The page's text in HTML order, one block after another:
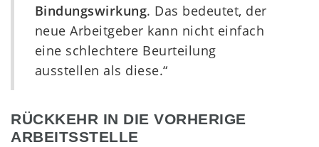
Bindungswirkung. Das bedeutet, der
neue Arbeitgeber kann nicht einfach
eine schlechtere Beurteilung
ausstellen als diese.“
RÜCKKEHR IN DIE VORHERIGE
ARBEITSSTELLE